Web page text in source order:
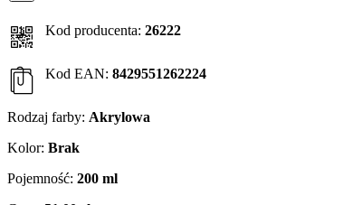
Kod producenta: 26222
Kod EAN: 8429551262224
Rodzaj farby: Akrylowa
Kolor: Brak
Pojemność: 200 ml